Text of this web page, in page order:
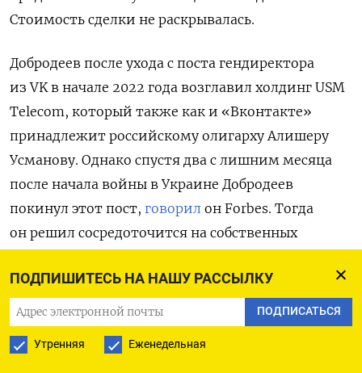
ПОДПИШИТЕСЬ НА НАШУ РАССЫЛКУ
ПОДПИСАТЬСЯ
Утренняя Еженедельная
Стоимость сделки не раскрывалась.
Добродеев после ухода с поста гендиректора
из VK в начале 2022 года возглавил холдинг USM
Telecom, который также как и «Вконтакте»
принадлежит российскому олигарху Алишеру
Усманову. Однако спустя два с лишним месяца
после начала войны в Украине Добродеев
покинул этот пост, говорил он Forbes. Тогда
он решил сосредоточится на собственных
в IT-бизнес в странах СНГ.
ПОДПИСАТЬСЯ НА ТЕЛЕГРАМ